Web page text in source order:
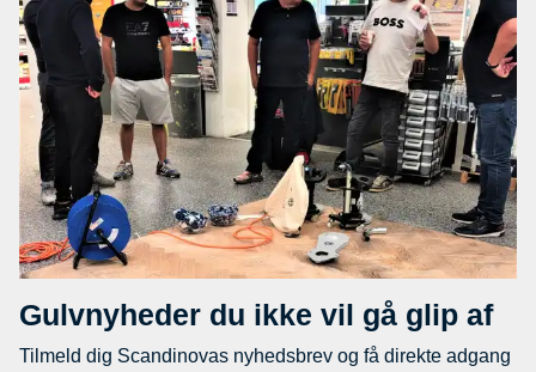
Gulvnyheder du ikke vil gå glip af
Tilmeld dig Scandinovas nyhedsbrev og få direkte adgang